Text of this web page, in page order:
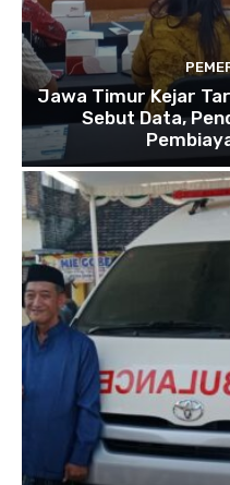
Jawa Timur Kejar
Sebut Data,